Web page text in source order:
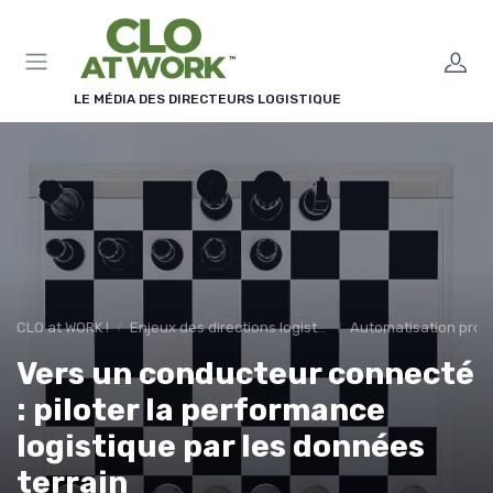
LE MÉDIA DES DIRECTEURS LOGISTIQUE
CLO at WORK ! Enjeux des directions logistiques Automatisation
Vers un conducteur connecté
: piloter la performance
logistique par les données
terrain
Panneau de gestion des cookies